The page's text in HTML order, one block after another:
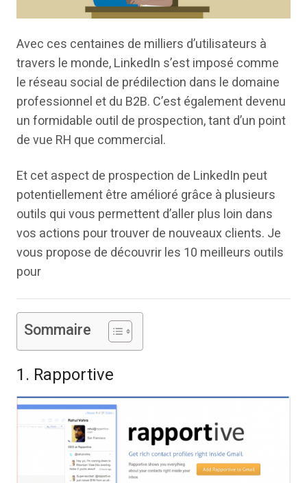
Avec ces centaines de milliers d’utilisateurs à
travers le monde, LinkedIn s’est imposé comme
le réseau social de prédilection dans le domaine
professionnel et du B2B. C’est également devenu
un formidable outil de prospection, tant d’un point
de vue RH que commercial.
Et cet aspect de prospection de LinkedIn peut
potentiellement être amélioré grâce à plusieurs
outils qui vous permettent d’aller plus loin dans
vos actions pour trouver de nouveaux clients. Je
vous propose de découvrir les 10 meilleurs outils
pour
Sommaire
1. Rapportive